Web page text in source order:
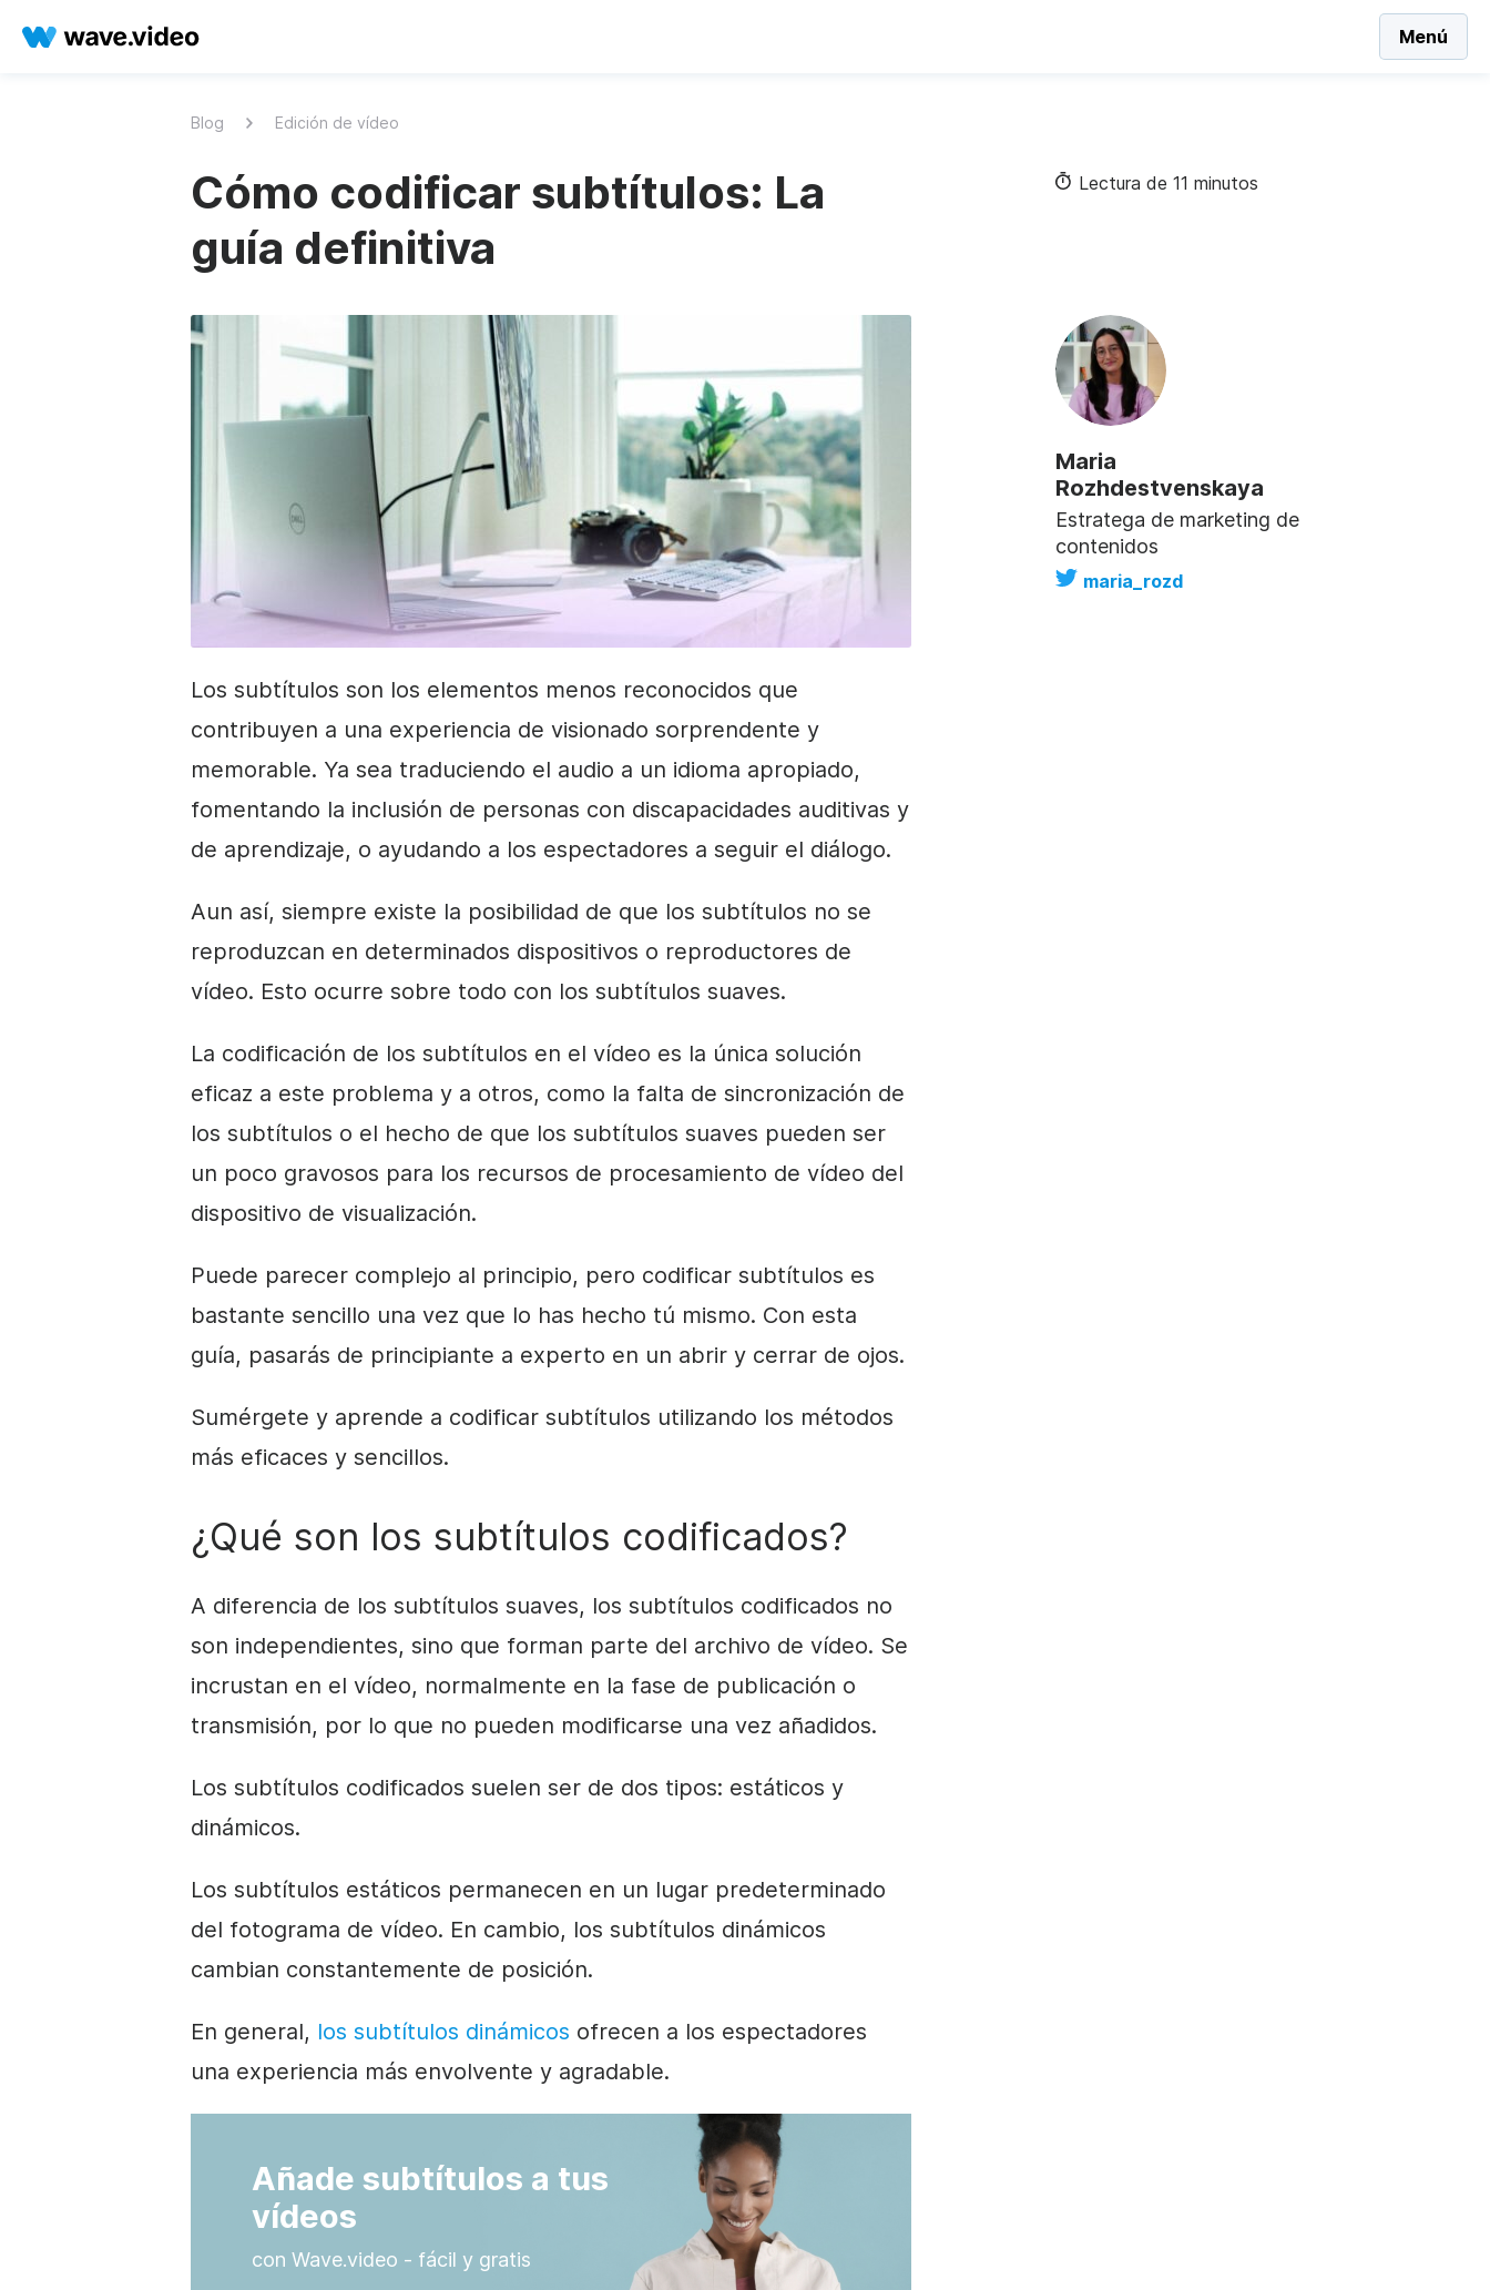
Menú
Blog Edición de vídeo
Cómo codificar subtítulos: La
guía definitiva
Lectura de 11 minutos
Maria
Rozhdestvenskaya
Estratega de marketing de
contenidos
maria_rozd
Los subtítulos son los elementos menos reconocidos que
contribuyen a una experiencia de visionado sorprendente y
memorable. Ya sea traduciendo el audio a un idioma apropiado,
fomentando la inclusión de personas con discapacidades auditivas y
de aprendizaje, o ayudando a los espectadores a seguir el diálogo.
Aun así, siempre existe la posibilidad de que los subtítulos no se
reproduzcan en determinados dispositivos o reproductores de
vídeo. Esto ocurre sobre todo con los subtítulos suaves.
La codificación de los subtítulos en el vídeo es la única solución
eficaz a este problema y a otros, como la falta de sincronización de
los subtítulos o el hecho de que los subtítulos suaves pueden ser
un poco gravosos para los recursos de procesamiento de vídeo del
dispositivo de visualización.
Puede parecer complejo al principio, pero codificar subtítulos es
bastante sencillo una vez que lo has hecho tú mismo. Con esta
guía, pasarás de principiante a experto en un abrir y cerrar de ojos.
Sumérgete y aprende a codificar subtítulos utilizando los métodos
más eficaces y sencillos.
¿Qué son los subtítulos codificados?
A diferencia de los subtítulos suaves, los subtítulos codificados no
son independientes, sino que forman parte del archivo de vídeo. Se
incrustan en el vídeo, normalmente en la fase de publicación o
transmisión, por lo que no pueden modificarse una vez añadidos.
Los subtítulos codificados suelen ser de dos tipos: estáticos y
dinámicos.
Los subtítulos estáticos permanecen en un lugar predeterminado
del fotograma de vídeo. En cambio, los subtítulos dinámicos
cambian constantemente de posición.
En general, los subtítulos dinámicos ofrecen a los espectadores
una experiencia más envolvente y agradable.
Añade subtítulos a tus
vídeos
con Wave.video - fácil y gratis